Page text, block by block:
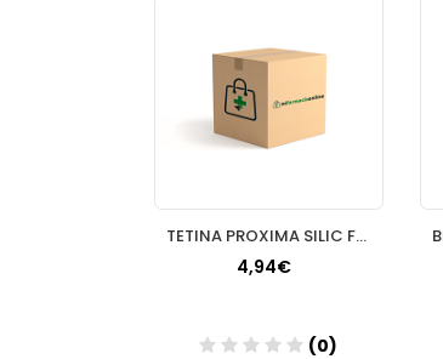
TETINA PROXIMA SILIC FLU LENTO
4,94€
(0)